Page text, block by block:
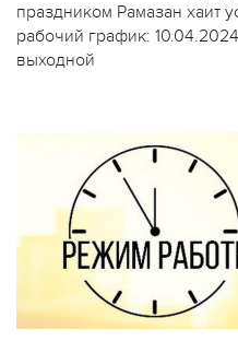
праздником Рамазан хаит
рабочий график:
выходной